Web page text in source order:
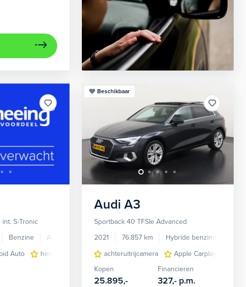
verwarmd
S-Tronic
Benzine
Automaat
Auto
hemelbekleding donker lichtmetalen velgen 7-spaaks 17"
Beschikbaar
Audi A3
Sportback 40 TFSIe Advanced
2021
76.857 km Hybride benzine
achteruitrijcamera
Apple Carplay/Android
Kopen
25.895,-
Financieren
327,- p.m.